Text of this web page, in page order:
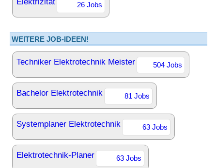
26 Jobs
WEITERE JOB-IDEEN!
Techniker Elektrotechnik Meister 504 Jobs
Bachelor Elektrotechnik 81 Jobs
Systemplaner Elektrotechnik 63 Jobs
Elektrotechnik-Planer 63 Jobs